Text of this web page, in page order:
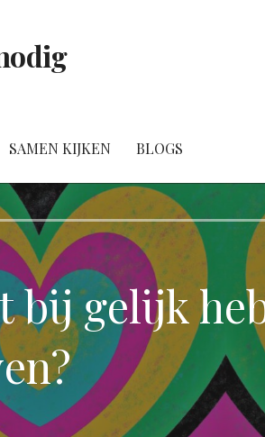
SAMEN KIJKEN BLOGS
bij gelijk